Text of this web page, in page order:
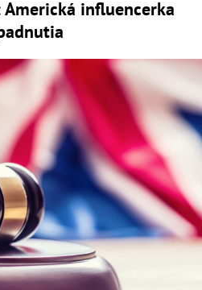
influencerka